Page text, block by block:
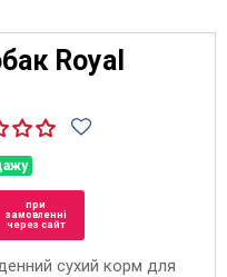
Royal
при
замовленні
через сайт
сухий корм для